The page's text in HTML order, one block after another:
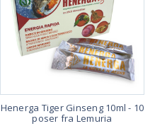
Henerga Tiger Ginseng 10ml - 10
poser fra Lemuria